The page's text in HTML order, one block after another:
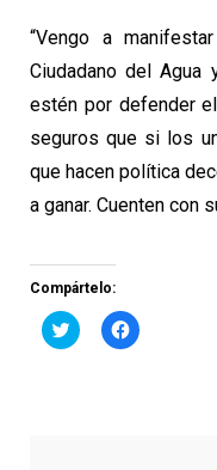
“Vengo a
Ciudadano del
estén por defender
seguros que si los
que hacen política
a ganar. Cuenten con
Compártelo:
Haz
clic
Haz
clic